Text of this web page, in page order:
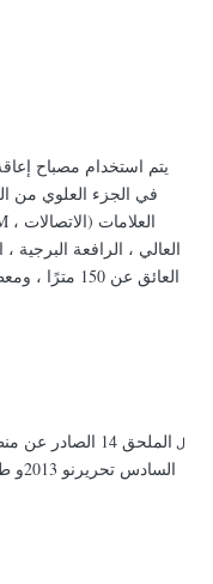
في الجزء العلوي من
العالي ، الرافعة البرجية ،
العائق عن
ل الملحق 14 الصادر عن منظمة الطيران المدني الدولي ، المجلد 1 ،
السادس تحرير نو 2013 و